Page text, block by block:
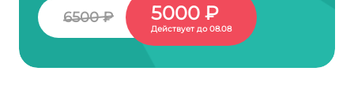
6500 ₽ 5000 ₽
Действует до 08.08